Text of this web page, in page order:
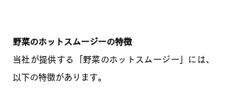
野菜のホットスムージーの特徴
当社が提供する「野菜のホットスムージー」には、
以下の特徴があります。